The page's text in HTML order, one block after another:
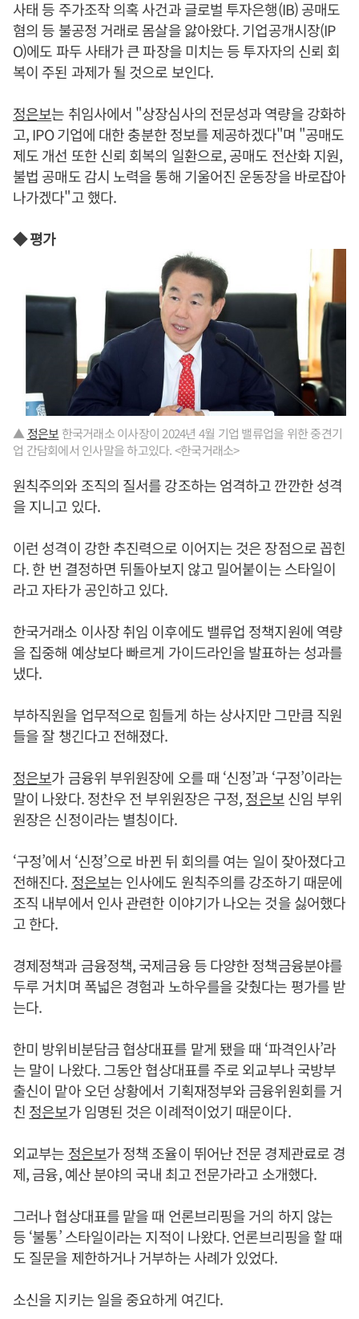
사태 등 주가조작 의혹 사건과 글로벌 투자은행(IB) 공매도
혐의 등 불공정 거래로 몸살을 앓아왔다. 기업공개시장(IP
O)에도 파두 사태가 큰 파장을 미치는 등 투자자의 신뢰 회
복이 주된 과제가 될 것으로 보인다.
정은보는 취임사에서 "상장심사의 전문성과 역량을 강화하
고, IPO 기업에 대한 충분한 정보를 제공하겠다"며 "공매도
제도 개선 또한 신뢰 회복의 일환으로, 공매도 전산화 지원,
불법 공매도 감시 노력을 통해 기울어진 운동장을 바로잡아
나가겠다"고 했다.
◆ 평가
▲ 정은보 한국거래소 이사장이 2024년 4월 기업 밸류업을 위한 중견기
업 간담회에서 인사말을 하고있다. <한국거래소>
원칙주의와 조직의 질서를 강조하는 엄격하고 깐깐한 성격
을 지니고 있다.
이런 성격이 강한 추진력으로 이어지는 것은 장점으로 꼽힌
다. 한 번 결정하면 뒤돌아보지 않고 밀어붙이는 스타일이
라고 자타가 공인하고 있다.
한국거래소 이사장 취임 이후에도 밸류업 정책지원에 역량
을 집중해 예상보다 빠르게 가이드라인을 발표하는 성과를
냈다.
부하직원을 업무적으로 힘들게 하는 상사지만 그만큼 직원
들을 잘 챙긴다고 전해졌다.
정은보가 금융위 부위원장에 오를 때 ‘신정’과 ‘구정’이라는
말이 나왔다. 정찬우 전 부위원장은 구정,정은보신임 부위
원장은 신정이라는 별칭이다.
‘구정’에서 ‘신정’으로 바뀐 뒤 회의를 여는 일이 잦아졌다고
전해진다. 정은보는 인사에도 원칙주의를 강조하기 때문에
조직 내부에서 인사 관련한 이야기가 나오는 것을 싫어했다
고 한다.
경제정책과 금융정책, 국제금융 등 다양한 정책금융분야를
두루 거치며 폭넓은 경험과 노하우를을 갖췄다는 평가를 받
는다.
한미 방위비분담금 협상대표를 맡게 됐을 때 ‘파격인사’라
는 말이 나왔다. 그동안 협상대표를 주로 외교부나 국방부
출신이 맡아 오던 상황에서 기획재정부와 금융위원회를 거
친 정은보가 임명된 것은 이례적이었기 때문이다.
외교부는 정은보가 정책 조율이 뛰어난 전문 경제관료로 경
제, 금융, 예산 분야의 국내 최고 전문가라고 소개했다.
그러나 협상대표를 맡을 때 언론브리핑을 거의 하지 않는
등 ‘불통’ 스타일이라는 지적이 나왔다. 언론브리핑을 할 때
도 질문을 제한하거나 거부하는 사례가 있었다.
소신을 지키는 일을 중요하게 여긴다.